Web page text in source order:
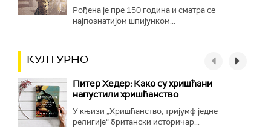
Рођена је пре 150 година и сматра се
најпознатијом шпијунком...
КУЛТУРНО
Питер Хедер: Како су хришћани
напустили хришћанство
У књизи „Хришћанство, тријумф једне
религије“ британски историчар...